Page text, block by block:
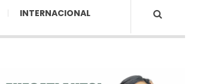
INTERNACIONAL